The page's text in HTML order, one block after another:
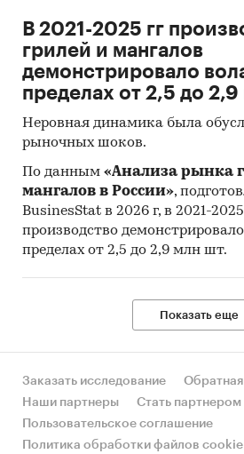
В 2021-2025 гг
грилей и мангалов
демонстрировало
пределах от 2,5 до
Неровная динамика была
рыночных шоков.
По данным «Анализа рынка
мангалов в России»,
BusinesStat в 2026 г, в 2021-2025
производство
пределах от 2,5 до 2,9 млн шт.
Показать еще
Заказать исследование
Обратная
Наши партнеры
Стать партнером
Пользовательское соглашение
Политика обработки файлов cookie